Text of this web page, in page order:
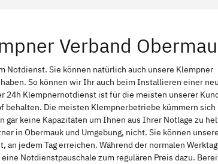
Verband
Notdienst. Sie können natürlich auch unsere Klempner
So können wir Ihr auch beim Installieren einer
24h Klempnernotdienst ist für die meisten unserer
Die meisten Klempnerbetriebe kümmern sich
keine Kapazitäten um Ihnen aus Ihrer Notlage zu
in Obermauk und Umgebung, nicht. Sie können
jedem Tag erreichen. Während der normalen
Notdienstpauschale zum regulären Preis dazu.